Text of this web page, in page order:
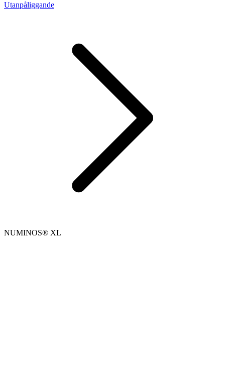
Utanpåliggande
NUMINOS® XL